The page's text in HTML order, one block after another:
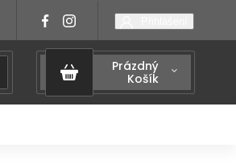
Prázdný
Košík